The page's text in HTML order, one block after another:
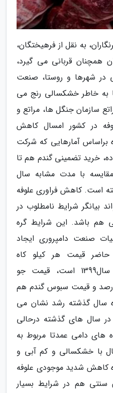
به نقل از فرهیختگان،
همچنان قربانی می گیرد،
در شهرها و روستا، صنعت
به خاطر خشکسالی رنج می
سازمان جنگل ها، مراتع و
در کشور امسال کاهش
براساس آمارهایی که شرکت
خرید تضمینی گندم هم تا
با مدت مشابه سال
داشته است. کاهش فراوری علوفه
بیانگر شرایط نامطلوب در
هم باشد. این شرایط گره
صنعت دامپروری ایجاد
حاضر قیمت هر کیلو کاه
463درصد بیشتر از تیرماه سال1399 است، قیمت جو
قیمت یونجه 153درصد و قیمت سبوس گندم هم
سال گذشته رشد نشان می
در سال های گذشته درحالی
های دامی عمدتا مربوط به
با خشکسالی و کم آبی و
کاهش شدید موجودی علوفه
سنتی هم در شرایط بسیار